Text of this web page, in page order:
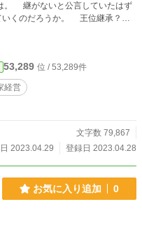
ず
いくのだろうか。 王位継承？冗
やらないといけないんだ！！
53,289 位 / 53,289件
経営
文字数 79,867
2023.04.29
登録日 2023.04.28
お気に入り追加 0